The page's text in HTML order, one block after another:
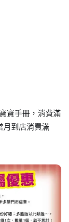
寶手冊，消費滿
月到店消費滿